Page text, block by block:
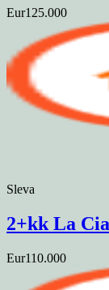
Eur125.000
Sleva
2+kk La
Eur110.000